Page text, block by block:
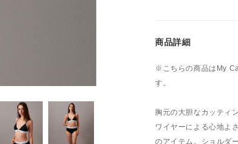
商品詳細
※こちらの商品はMy
す。
胸元の大胆なカッティ
ワイヤーによる心地よ
のアイテム。ショルダ